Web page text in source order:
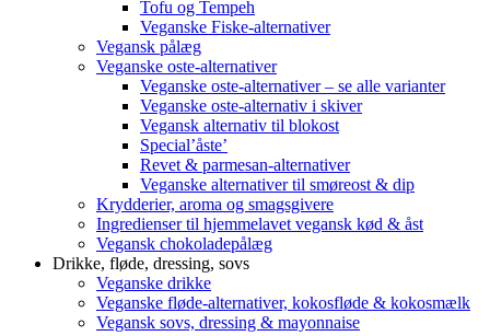
Tofu og Tempeh
Veganske Fiske-alternativer
Vegansk pålæg
Veganske oste-alternativer
Veganske oste-alternativer – se alle varianter
Veganske oste-alternativ i skiver
Vegansk alternativ til blokost
Special’åste’
Revet & parmesan-alternativer
Veganske alternativer til smøreost & dip
Krydderier, aroma og smagsgivere
Ingredienser til hjemmelavet vegansk kød & åst
Vegansk chokoladepålæg
Drikke, fløde, dressing, sovs
Veganske drikke
Veganske fløde-alternativer, kokosfløde & kokosmælk
Vegansk sovs, dressing & mayonnaise